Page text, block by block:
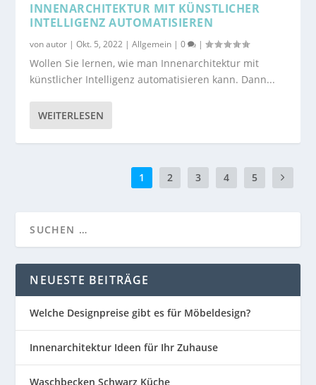
INNENARCHITEKTUR MIT KÜNSTLICHER
INTELLIGENZ AUTOMATISIEREN
vonautor |Okt. 5, 2022 |Allgemein |0 |
Wollen Sie lernen, wie man Innenarchitektur mit
künstlicher Intelligenz automatisieren kann. Dann...
WEITERLESEN
1 2 3 4 5
NEUESTE BEITRÄGE
Welche Designpreise gibt es für Möbeldesign?
Innenarchitektur Ideen für Ihr Zuhause
Waschbecken Schwarz Küche